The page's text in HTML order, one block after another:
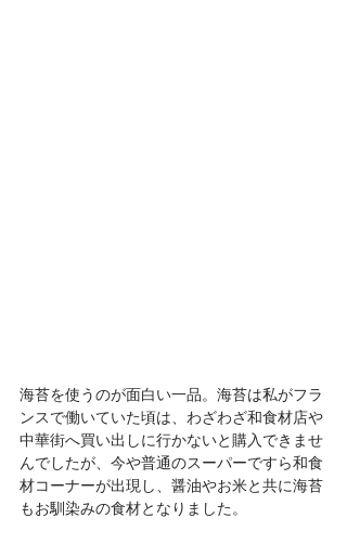
海苔を使うのが面白い一品。海苔は私がフラ
ンスで働いていた頃は、わざわざ和食材店や
中華街へ買い出しに行かないと購入できませ
んでしたが、今や普通のスーパーですら和食
材コーナーが出現し、醤油やお米と共に海苔
もお馴染みの食材となりました。